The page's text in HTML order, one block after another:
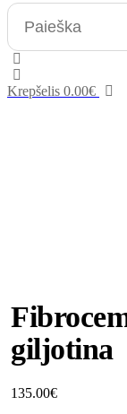
Krepšelis 0.00€
giljotina
135.00€